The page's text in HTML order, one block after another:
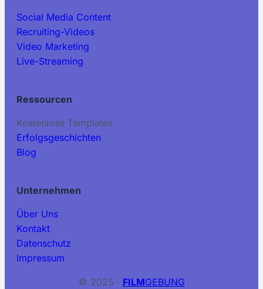
Social Media Content
Recruiting-Videos
Video Marketing
Live-Streaming
Ressourcen
Kostenlose Templates
Erfolgsgeschichten
Blog
Unternehmen
Über Uns
Kontakt
Datenschutz
Impressum
© 2025 · FILMGEBUNG